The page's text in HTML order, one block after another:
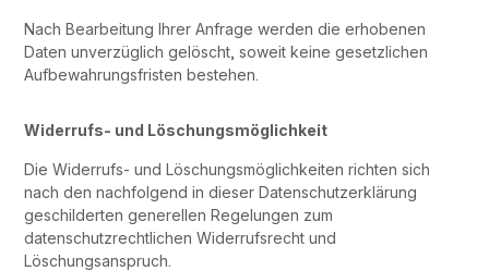
Nach Bearbeitung Ihrer Anfrage werden die erhobenen
Daten unverzüglich gelöscht, soweit keine gesetzlichen
Aufbewahrungsfristen bestehen.
Widerrufs- und Löschungsmöglichkeit
Die Widerrufs- und Löschungsmöglichkeiten richten sich
nach den nachfolgend in dieser Datenschutzerklärung
geschilderten generellen Regelungen zum
datenschutzrechtlichen Widerrufsrecht und
Löschungsanspruch.